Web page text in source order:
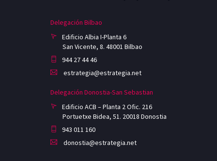
Delegación Bilbao
Edificio Albia I-Planta 6
San Vicente, 8. 48001 Bilbao
944 27 44 46
estrategia@estrategia.net
Delegación Donostia-San Sebastian
Edificio ACB – Planta 2 Ofic. 216
Portuetxe Bidea, 51. 20018 Donostia
943 011 160
donostia@estrategia.net